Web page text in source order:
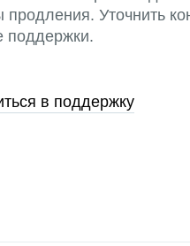
продления. Уточнить
поддержки.
в поддержку